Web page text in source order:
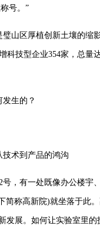
号。”
山区厚植创新土壤的缩
科技型企业354家，总量
生的？
术到产品的鸿沟
号，有一处既像办公楼宇
简称高新院)就坐落于此
发展。如何让实验室里